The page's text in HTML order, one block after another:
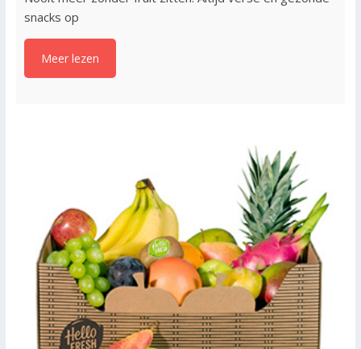
snacks op
Meer lezen